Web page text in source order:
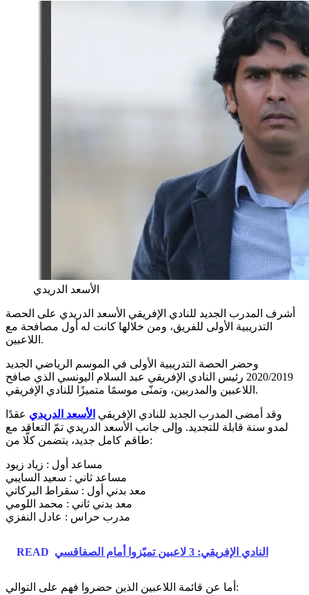
الأسعد الدريدي
أشرف المدرب الجديد للنادي الإفريقي الأسعد الدريدي على الحصة
التدريبية الأولى للفريق، ومن خلالها كانت له أول مصافحة مع
اللاعبين.
وحضر الحصة التدريبية الأولى في الموسم الرياضي الجديد
2020/2019 رئيس النادي الإفريقي عبد السلام اليونسي الذي صافح
اللاعبين والمدربين، وتمنّى موسمًا متميزًا للنادي الإفريقي.
وقد أمضى المدرب الجديد للنادي الإفريقي الأسعد الدريدي عقدًا
لمدو سنة قابلة للتجديد. وإلى جانب الأسعد الدريدي تمّ التعاقد مع
طاقم كامل جديد، يتضمن كلًّا من:
مساعد أول : زياد زيود
مساعد ثاني : سعيد السايبي
معد بدني أول : سقراط البركاتي
معد بدني ثاني : محمد اللومي
مدرب حراس : عادل النفزي
READ النادي الإفريقي: 3 لاعبين تميّزوا أمام الصفاقسي
أما عن قائمة اللاعبين الذين حضروا فهم على التوالي: